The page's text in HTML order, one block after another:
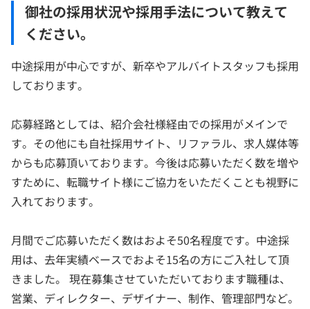
御社の採用状況や採用手法について教えて
ください。
中途採用が中心ですが、新卒やアルバイトスタッフも採用
しております。
応募経路としては、紹介会社様経由での採用がメインで
す。その他にも自社採用サイト、リファラル、求人媒体等
からも応募頂いております。今後は応募いただく数を増や
すために、転職サイト様にご協力をいただくことも視野に
入れております。
月間でご応募いただく数はおよそ50名程度です。中途採
用は、去年実績ベースでおよそ15名の方にご入社して頂
きました。 現在募集させていただいております職種は、
営業、ディレクター、デザイナー、制作、管理部門など。